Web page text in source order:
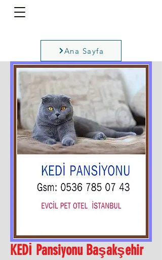
Ana Sayfa
KEDİ Pansiyonu Başakşehir